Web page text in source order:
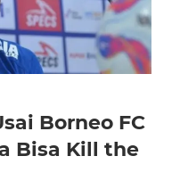
Borneo FC
Bisa Kill the